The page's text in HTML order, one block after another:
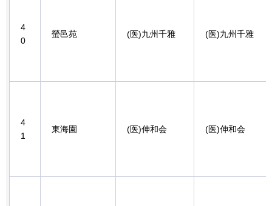
4
0
螢邑苑 (医)九州千雅 (医)九州千雅
4
1
東海園 (医)伸和会 (医)伸和会